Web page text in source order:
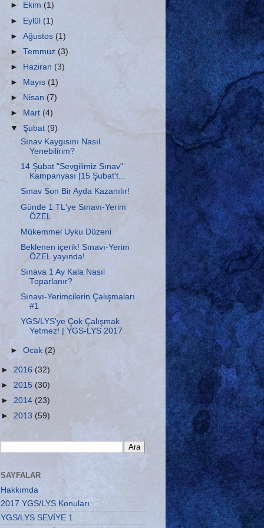
► Ekim (1)
► Eylül(1)
►Ağustos(1)
►Temmuz(3)
►
Haziran (3)
►
Mayıs(1)
►
Nisan(7)
►
Mart (4)
▼Şubat(9)
Sınav Kaygısını Nasıl
Yenebilirim?
14 Şubat "Sevgilimiz Sınav"
Kampanyası [15 Şubat't...
Sınav Son Bir Ayda Kazanılır!
Günde 1 TL'ye Sınavı-Yerim
ÖZEL
Mükemmel Uyku Düzeni
Beklenen içerik! Sınavı-Yerim
ÖZEL yayında!
Sınava 1 Ay Kala Nasıl
Toparlanır?
Sınavı-Yerimcilerin Çalışmaları
#1
YGS/LYS'ye Çok Çalışmak
Yetmez! | YGS-LYS 2017
►Ocak (2)
► 2016 (32)
► 2015 (30)
► 2014 (23)
► 2013 (59)
SAYFALAR
Hakkımda
2017 YGS/LYS Konuları
YGS/LYS SEVİYE 1